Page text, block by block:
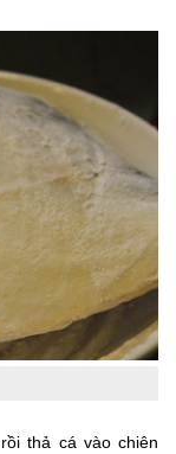
thả cá vào chiên